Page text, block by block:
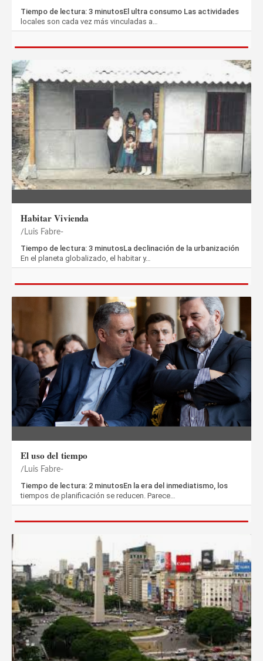
Tiempo de lectura: 3 minutosEl ultra consumo Las actividades
locales son cada vez más vinculadas a…
Habitar Vivienda
Luis Fabre-
Tiempo de lectura: 3 minutosLa declinación de la urbanización
En el planeta globalizado, el habitar y…
El uso del tiempo
Luis Fabre-
Tiempo de lectura: 2 minutosEn la era del inmediatismo, los
tiempos de planificación se reducen. Parece…